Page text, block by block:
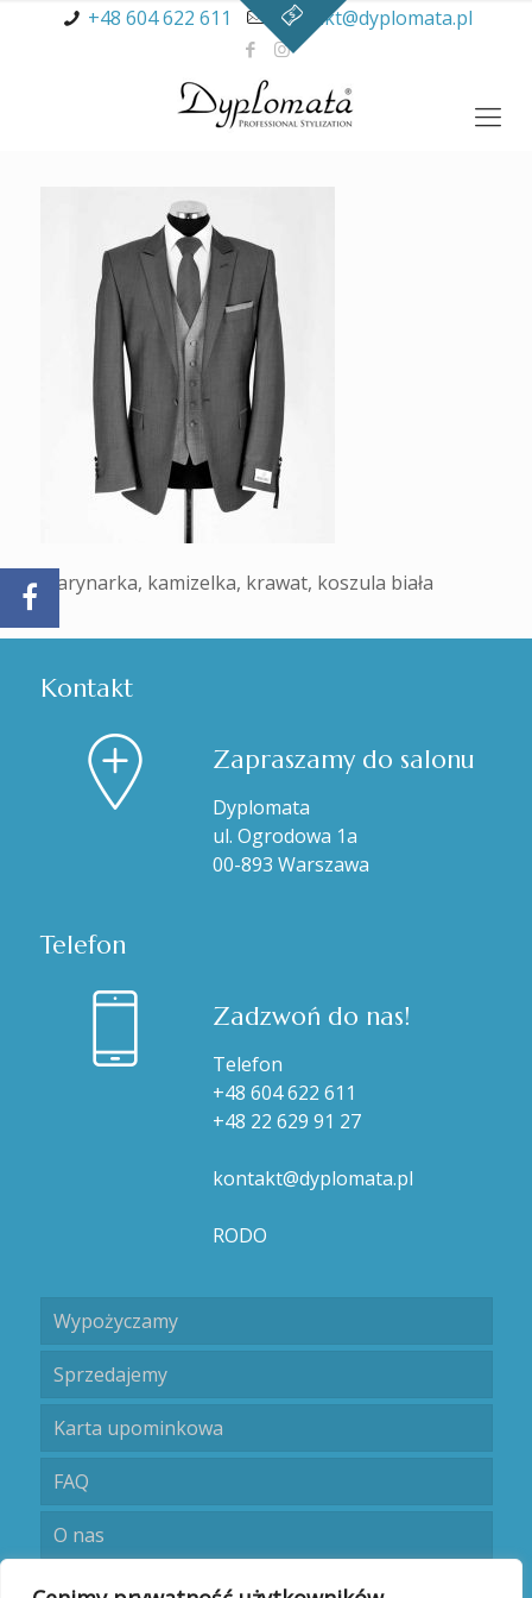
+48 604 622 611 kontakt@dyplomata.pl
marynarka, kamizelka, krawat, koszula biała
Kontakt
Zapraszamy do salonu
Dyplomata
ul. Ogrodowa 1a
00-893 Warszawa
Telefon
Zadzwoń do nas!
Telefon
+48 604 622 611
+48 22 629 91 27
kontakt@dyplomata.pl
RODO
Wypożyczamy
Sprzedajemy
Karta upominkowa
FAQ
O nas
Umów się